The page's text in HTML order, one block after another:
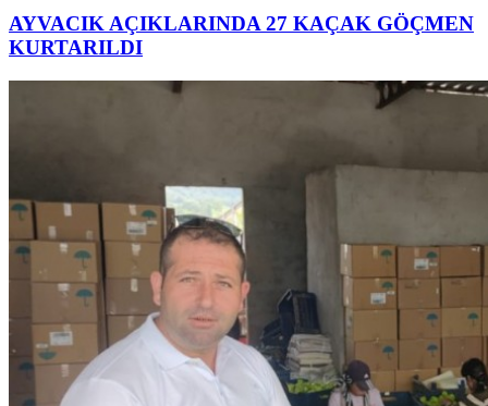
AYVACIK AÇIKLARINDA 27 KAÇAK GÖÇMEN
KURTARILDI